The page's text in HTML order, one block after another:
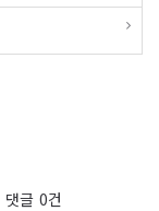
댓글 0건